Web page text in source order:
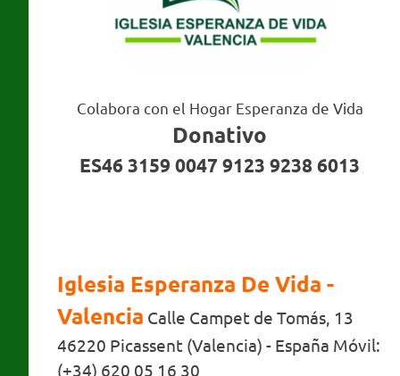
Colabora con el Hogar Esperanza de Vida
Donativo
ES46 3159 0047 9123 9238 6013
Iglesia Esperanza De Vida -
Valencia Calle Campet de Tomás, 13
46220 Picassent (Valencia) - España Móvil:
(+34) 620 05 16 30